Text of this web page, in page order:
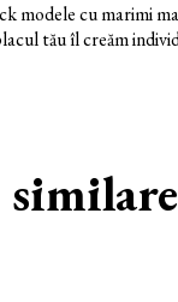
modele cu marimi
tău îl creăm
similare